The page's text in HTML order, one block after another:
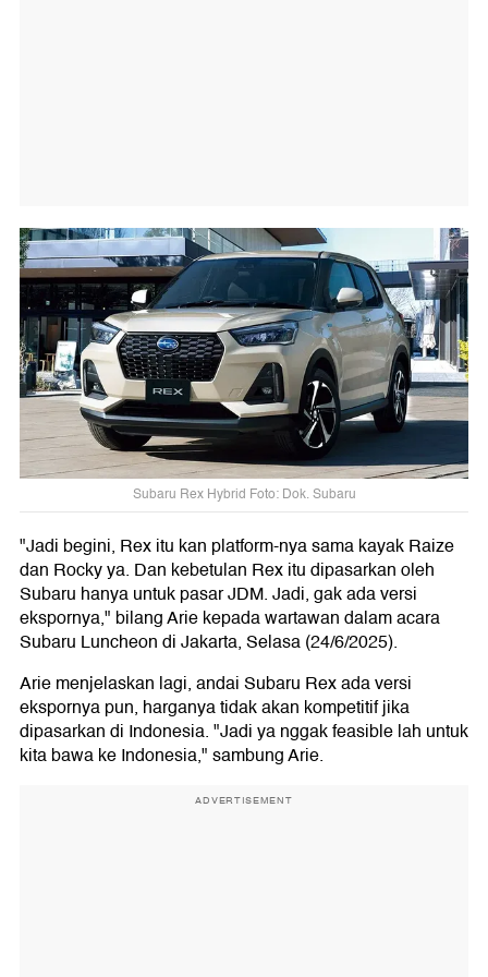
Subaru Rex Hybrid Foto: Dok. Subaru
"Jadi begini, Rex itu kan platform-nya sama kayak Raize
dan Rocky ya. Dan kebetulan Rex itu dipasarkan oleh
Subaru hanya untuk pasar JDM. Jadi, gak ada versi
ekspornya," bilang Arie kepada wartawan dalam acara
Subaru Luncheon di Jakarta, Selasa (24/6/2025).
Arie menjelaskan lagi, andai Subaru Rex ada versi
ekspornya pun, harganya tidak akan kompetitif jika
dipasarkan di Indonesia. "Jadi ya nggak feasible lah untuk
kita bawa ke Indonesia," sambung Arie.
ADVERTISEMENT